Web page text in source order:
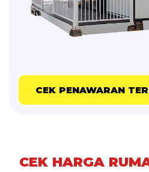
CEK PENAWARAN
CEK HARGA